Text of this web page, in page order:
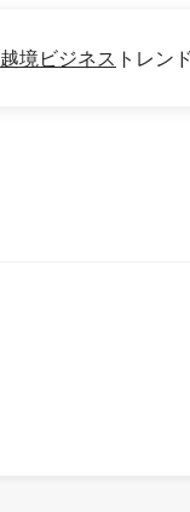
越境ビジネス トレン